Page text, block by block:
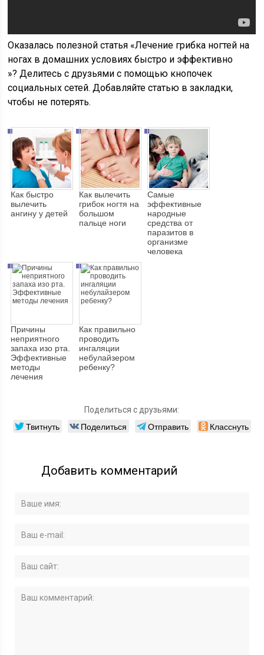
Оказалась полезной статья «Лечение грибка ногтей на
ногах в домашних условиях быстро и эффективно
»? Делитесь с друзьями с помощью кнопочек
социальных сетей. Добавляйте статью в закладки,
чтобы не потерять.
Как быстро
вылечить
ангину у детей
Как вылечить
грибок ногтя на
большом
пальце ноги
Самые
эффективные
народные
средства от
паразитов в
организме
человека
Причины
неприятного
запаха изо рта.
Эффективные
методы
лечения
Как правильно
проводить
ингаляции
небулайзером
ребенку?
Поделиться с друзьями:
Твитнуть Поделиться Отправить Класснуть
Добавить комментарий